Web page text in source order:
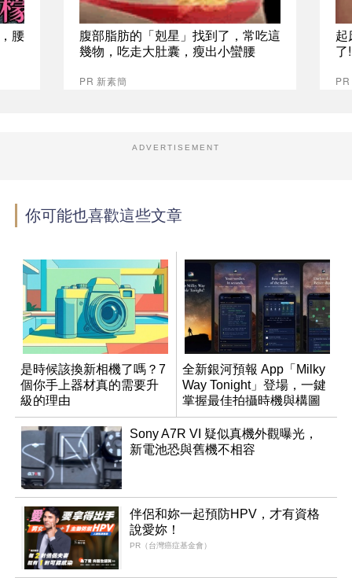
腰
腹部脂肪的「剋星」找到了，常吃這
幾物，吃走大肚囊，瘦出小蠻腰
PR 新素簡
起
了
ADVERTISEMENT
你可能也喜歡這些文章
是時候該換新相機了嗎？7
個你手上器材真的需要升
級的理由
全新銀河預報 App「Milky
Way Tonight」登場，一鍵
掌握最佳拍攝時機與構圖
Sony A7R VI 疑似真機外觀曝光，
新電池恐與舊機不相容
伴侶和妳一起預防HPV，才有資格
說愛妳！
PR（台灣癌症基金會）